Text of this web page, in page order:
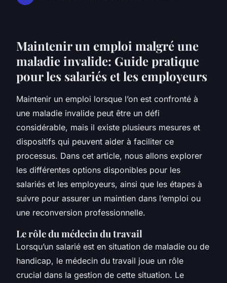
Maintenir un emploi malgré une
maladie invalide: Guide pratique
pour les salariés et les employeurs
Maintenir un emploi lorsque l’on est confronté à
une maladie invalide peut être un défi
considérable, mais il existe plusieurs mesures et
dispositifs qui peuvent aider à faciliter ce
processus. Dans cet article, nous allons explorer
les différentes options disponibles pour les
salariés et les employeurs, ainsi que les étapes à
suivre pour assurer un maintien dans l’emploi ou
une reconversion professionnelle.
Le rôle du médecin du travail
Lorsqu’un salarié est en situation de maladie ou de
handicap, le médecin du travail joue un rôle
crucial dans la gestion de cette situation. Le